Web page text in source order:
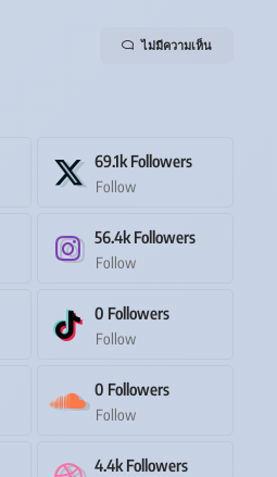
ไม่มีความเห็น
69.1k Followers
Follow
56.4k Followers
Follow
0 Followers
Follow
0 Followers
Follow
4.4k Followers